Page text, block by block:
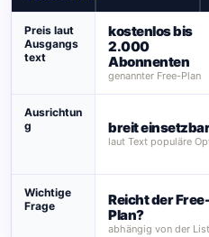
Preis laut
Ausgangs
text
kostenlos bis
2.000
Abonnenten
genannter Free-Plan
Ausrichtun
g
breit einsetzbar
laut Text populäre
Wichtige
Frage
Reicht der Free-
Plan?
abhängig von der